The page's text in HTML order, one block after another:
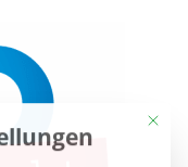
Website und Ihre